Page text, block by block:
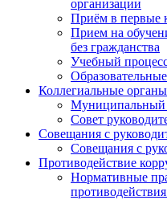
организации
Приём в первые
Прием на
без гражданства
Учебный
Коллегиальные органы
Муниципальный
Совет
Совещания с
Совещания с
Противодействие
Нормативные